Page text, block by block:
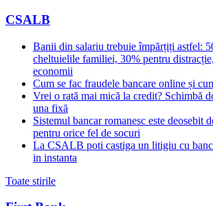
CSALB
Banii din salariu trebuie împărțiți astfel:
cheltuielile familiei, 30% pentru
economii
Cum se fac fraudele bancare online și
Vrei o rată mai mică la credit? Schimbă
una fixă
Sistemul bancar romanesc este deosebit
pentru orice fel de socuri
La CSALB poti castiga un litigiu cu
in instanta
Toate stirile